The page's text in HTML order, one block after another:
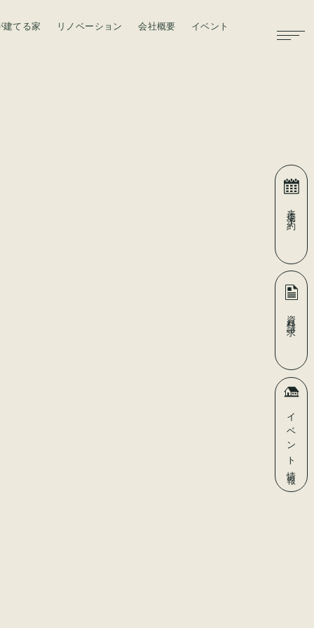
建てる家 リノベーション 会社概要 イベント
来場予約
資料請求
イベント